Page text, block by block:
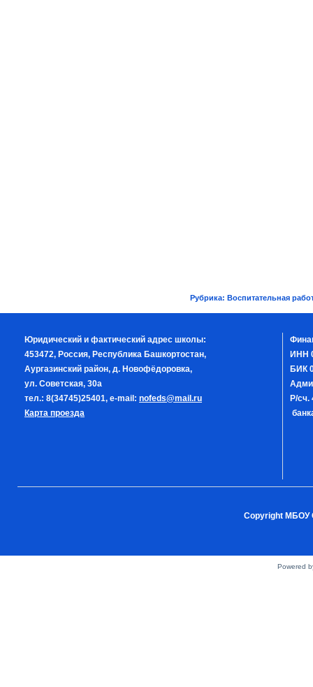
Рубрика: Воспитательная
Юридический и фактический адрес школы:
453472, Россия, Республика Башкортостан,
Аургазинский район, д. Новофёдоровка,
ул. Советская, 30а
тел.: 8(34745)25401, e-mail: nofeds@mail.ru
Карта проезда
ИНН
БИК
Р/сч.
Copyright МБОУ
Powered